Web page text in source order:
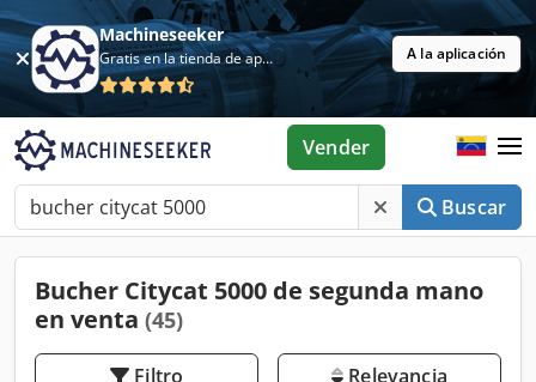
Machineseeker
Gratis en la tienda de aplicaciones A la aplicación
Buscar
Vender
Bucher Citycat 5000 de segunda mano
en venta (45)
Filtro Relevancia